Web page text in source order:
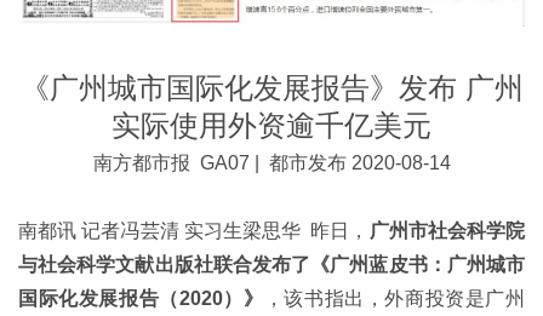
《广州城市国际化发展报告》发布 广州
实际使用外资逾千亿美元
南方都市报 GA07 | 都市发布 2020-08-14
南都讯 记者冯芸清 实习生梁思华 昨日， 广州市社会科学院
与社会科学文献出版社联合发布了《广州蓝皮书：广州城市
国际化发展报告（2020）》
，该书指出，外商投资是广州